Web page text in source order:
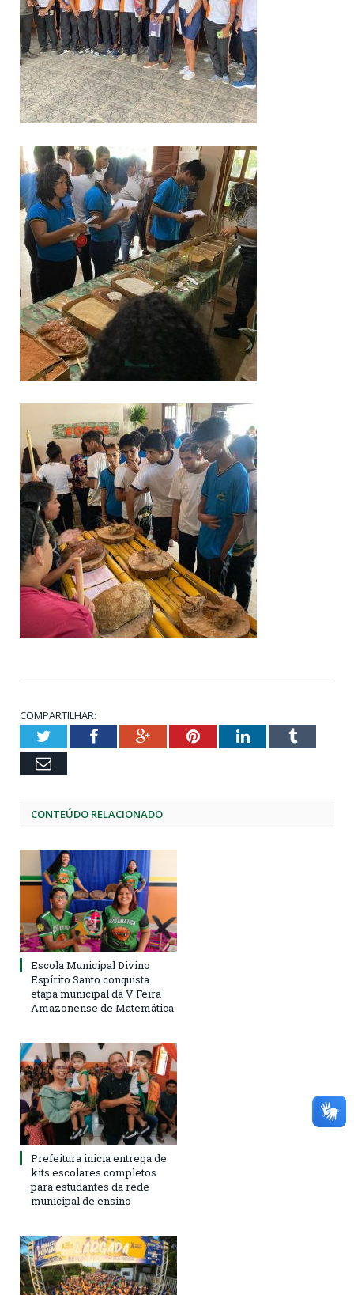
COMPARTILHAR:
TwitterFacebookGoogle+PinterestLinkedInTumblr
Email
CONTEÚDO RELACIONADO
Escola Municipal Divino
Espírito Santo conquista
etapa municipal da V Feira
Amazonense de Matemática
Prefeitura inicia entrega de
kits escolares completos
para estudantes da rede
municipal de ensino